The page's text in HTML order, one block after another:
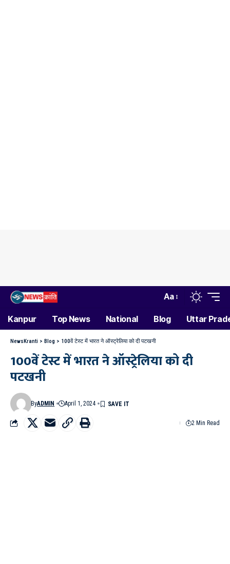
Aa
Kanpur Top News National Blog Uttar
NewsKranti > Blog > 100वें टेस्ट में भारत ने ऑस्ट्रेलिया को दी पटखनी
100वें टेस्ट में भारत ने ऑस्ट्रेलिया को दी
पटखनी
ByADMIN April 1, 2024
2 Min Read